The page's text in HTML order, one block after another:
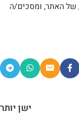
של האתר, ומסכים/ה
ישן יותר